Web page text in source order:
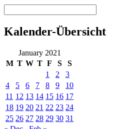
Kalender-Übersicht
January 2021
M T W T F S
S
1
2
3
4
5 6 7 8 9
10
11 12 13 14 15 16 17
18 19 20 21 22 23 24
25 26 27 28 29 30 31